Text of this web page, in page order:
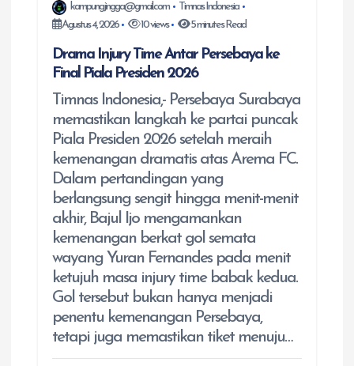
kampungjingga@gmail.com
Timnas Indonesia
Agustus 4, 2026
10 views 5 minutes Read
Drama Injury Time Antar Persebaya ke
Final Piala Presiden 2026
Timnas Indonesia,- Persebaya Surabaya
memastikan langkah ke partai puncak
Piala Presiden 2026 setelah meraih
kemenangan dramatis atas Arema FC.
Dalam pertandingan yang
berlangsung sengit hingga menit-menit
akhir, Bajul Ijo mengamankan
kemenangan berkat gol semata
wayang Yuran Fernandes pada menit
ketujuh masa injury time babak kedua.
Gol tersebut bukan hanya menjadi
penentu kemenangan Persebaya,
tetapi juga memastikan tiket menuju…